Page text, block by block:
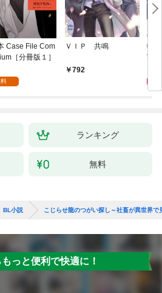
Case File Com
［分冊版１］
ＶＩＰ 共鳴
792
転
寵
ランキング
無料
BL小説 こじらせ龍のつがい探し～社畜が異世界
っと便利で快適に！